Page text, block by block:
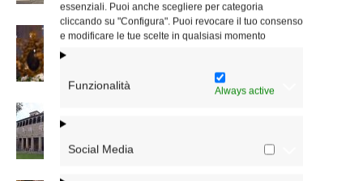
essenziali. Puoi anche scegliere per categoria
cliccando su "Configura". Puoi revocare il tuo consenso
e modificare le tue scelte in qualsiasi momento
Funzionalità Always active
Social Media
La Madonna della Neve a Santa Maria